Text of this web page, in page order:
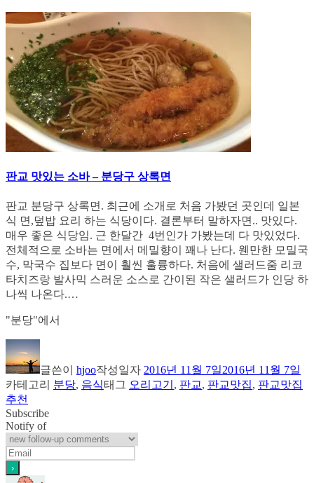
판교 맛있는 소바 – 분당구 상록면
판교 분당구 상록면. 최근에 소개로 처음 가봤던 곳인데 일본
식 면,덮밥 요리 하는 식당이다. 결론부터 말하자면.. 맛있다.
매우 좋은 식당임. 근 한달간 4번인가 가봤는데 다 맛있었다.
전체적으로 소바는 면에서 메밀향이 꽤나 난다. 웬만한 모밀국
수, 막국수 집보다 면이 훨씬 훌륭하다. 처음에 샐러드줌 리코
타치즈랑 발사믹 스러운 소스로 간이된 작은 샐러드가 인당 하
나씩 나온다.…
"분당"에서
글쓴이 hjoo작성일자 2016년 11월 7일2016년 11월 7일
카테고리 분당, 음식태그 오리고기 , 판교, 판교맛집, 판교맛집
추천
Subscribe
Notify of